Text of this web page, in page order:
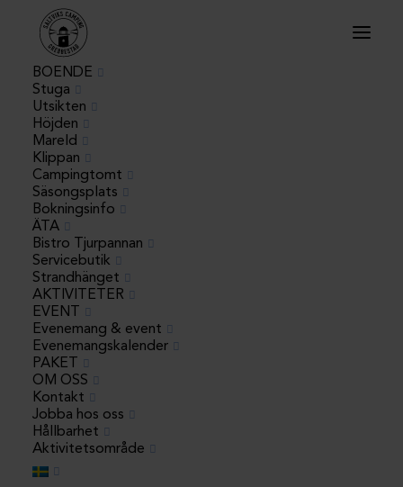
BOENDE
Stuga
Utsikten
Höjden
Mareld
Klippan
Campingtomt
Säsongsplats
Bokningsinfo
ÄTA
Bistro Tjurpannan
Servicebutik
Strandhänget
AKTIVITETER
EVENT
Evenemang & event
Evenemangskalender
PAKET
OM OSS
Kontakt
Jobba hos oss
Hållbarhet
Aktivitetsområde
« Alla Evenemang
Detta evenemang har redan ägt
rum.
Krabbfiske med
Krabbelurklubben
30 juli, 15:30 16:30